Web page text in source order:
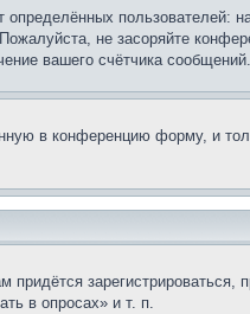
пользователей:
не засоряйте
вашего счётчика сообщений.
в конференцию форму, и
зарегистрироваться,
в опросах» и т. п.